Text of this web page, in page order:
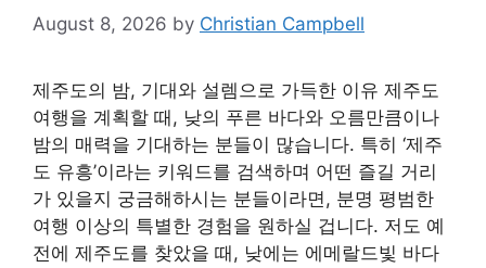
August 8, 2026 by Christian Campbell
제주도의 밤, 기대와 설렘으로 가득한 이유 제주도
여행을 계획할 때, 낮의 푸른 바다와 오름만큼이나
밤의 매력을 기대하는 분들이 많습니다. 특히 ‘제주
도 유흥’이라는 키워드를 검색하며 어떤 즐길 거리
가 있을지 궁금해하시는 분들이라면, 분명 평범한
여행 이상의 특별한 경험을 원하실 겁니다. 저도 예
전에 제주도를 찾았을 때, 낮에는 에메랄드빛 바다